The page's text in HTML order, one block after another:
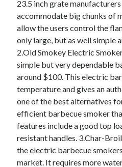
23.5 inch grate
accommodate big chunks of
allow the users control the
only large, but as well simple
2.Old Smokey Electric
simple but very dependable
around $100. This electric
temperature and gives an
one of the best alternatives
efficient barbecue smoker
features include a good top
resistant handles. 3.Char-
the electric barbecue
market. It requires more